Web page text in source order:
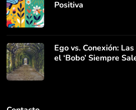
Positiva
Ego vs. Conexión:
el ‘Bobo’ Siempre